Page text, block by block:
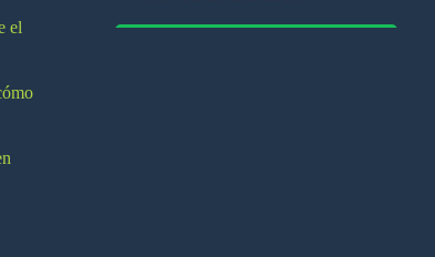
el